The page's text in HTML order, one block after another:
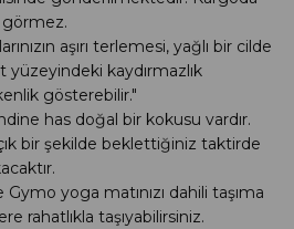
görmez.
aşırı terlemesi, yağlı bir cilde
yüzeyindeki kaydırmazlık
gösterebilir."
has doğal bir kokusu vardır.
bir şekilde beklettiğiniz taktirde
yoga matınızı dahili taşıma
rahatlıkla taşıyabilirsiniz.